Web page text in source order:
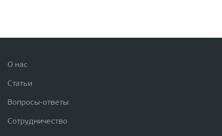
О нас
Статьи
Вопросы-ответы
Сотрудничество